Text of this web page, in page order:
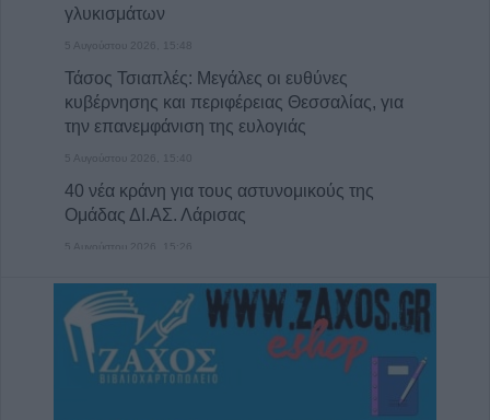
γλυκισμάτων
5 Αυγούστου 2026, 15:48
Τάσος Τσιαπλές: Μεγάλες οι ευθύνες
κυβέρνησης και περιφέρειας Θεσσαλίας, για
την επανεμφάνιση της ευλογιάς
5 Αυγούστου 2026, 15:40
40 νέα κράνη για τους αστυνομικούς της
Ομάδας ΔΙ.ΑΣ. Λάρισας
5 Αυγούστου 2026, 15:26
Πρόσκληση Υποβολής Υποψηφιοτήτων στο
Π.Μ.Σ. «Διαχείριση Περιβάλλοντος» (2026–
2027)
5 Αυγούστου 2026, 15:14
ηλεκτροδότησης την Πέμπτη (6/8) στις Τ.Κ.